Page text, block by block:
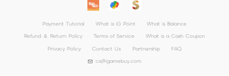
Payment Tutorial What is iG Point
What is Balance
Refund ＆ Return Policy
Terms of Service
What is a Cash Coupon
Privacy Policy
Contact Us Partnership
FAQ
cs@igamebuy.com